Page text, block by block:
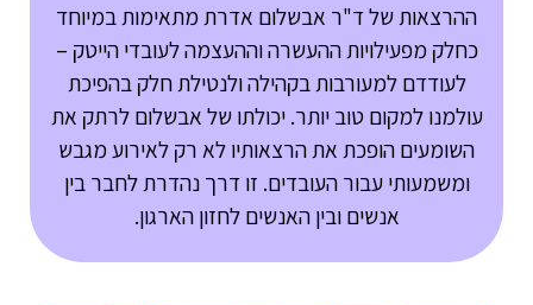
ההרצאות של ד"ר אבשלום אדרת מתאימות במיוחד
כחלק מפעילויות ההעשרה וההעצמה לעובדי הייטק –
לעודדם למעורבות בקהילה ולנטילת חלק בהפיכת
עולמנו למקום טוב יותר. יכולתו של אבשלום לרתק את
השומעים הופכת את הרצאותיו לא רק לאירוע מגבש
ומשמעותי עבור העובדים. זו דרך נהדרת לחבר בין
אנשים ובין האנשים לחזון הארגון.